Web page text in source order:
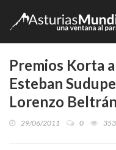
Premios Korta
Esteban
Lorenzo Beltrán
29/06/2011 0